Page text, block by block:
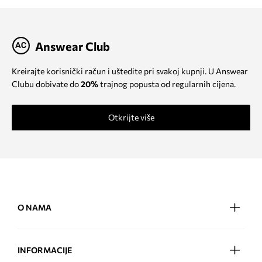
Answear Club
Kreirajte korisnički račun i uštedite pri svakoj kupnji. U Answear
Clubu dobivate do20%trajnog popusta od regularnih cijena.
Otkrijte više
O NAMA
INFORMACIJE